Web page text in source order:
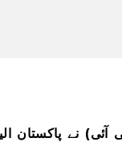
نے پاکستان